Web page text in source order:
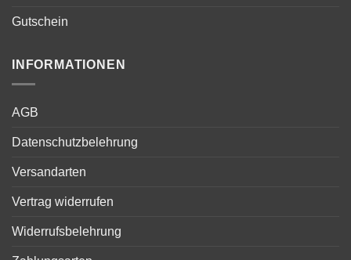
Gutschein
INFORMATIONEN
AGB
Datenschutzbelehrung
Versandarten
Vertrag widerrufen
Widerrufsbelehrung